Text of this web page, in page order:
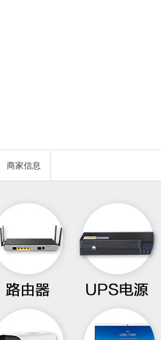
商家信息